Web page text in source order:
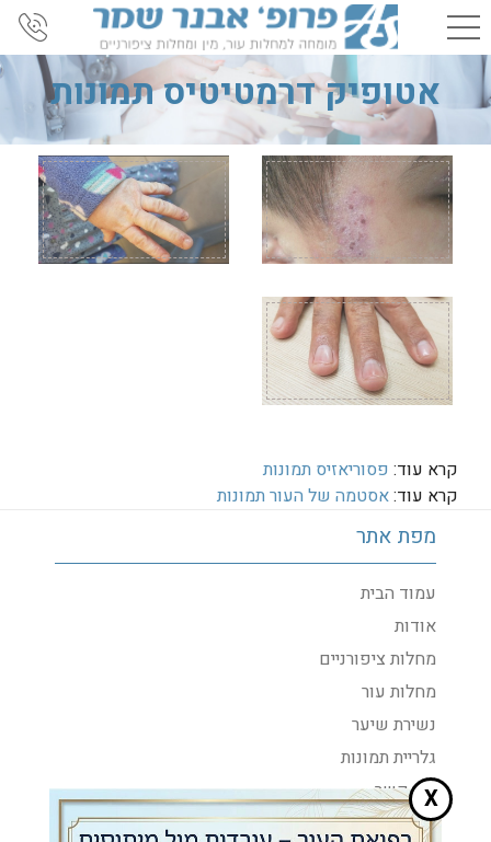
X
אטופיק דרמטיטיס תמונות
קרא עוד: פסוריאזיס תמונות
קרא עוד:אסטמה של העור תמונות
מפת אתר
עמוד הבית
אודות
מחלות ציפורניים
מחלות עור
נשירת שיער
גלריית תמונות
צור קשר
מדיניות פרטיות